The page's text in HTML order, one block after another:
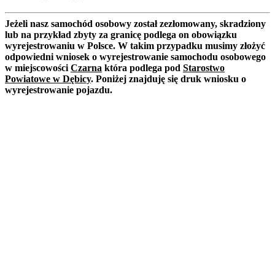
Jeżeli nasz samochód osobowy został zezłomowany, skradziony
lub na przykład zbyty za granicę podlega on obowiązku
wyrejestrowaniu w Polsce. W takim przypadku musimy złożyć
odpowiedni wniosek o wyrejestrowanie samochodu osobowego
w miejscowości Czarna która podlega pod Starostwo
Powiatowe w Dębicy. Poniżej znajduję się druk wniosku o
wyrejestrowanie pojazdu.